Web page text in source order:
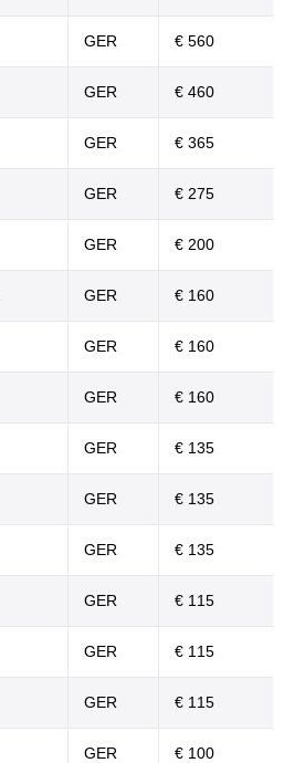
GER € 560
GER € 460
GER € 365
GER € 275
GER € 200
GER € 160
GER € 160
GER € 160
GER € 135
GER € 135
GER € 135
GER € 115
GER € 115
GER € 115
GER € 100